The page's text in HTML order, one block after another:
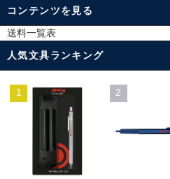
コンテンツを見る
送料一覧表
人気文具ランキング
1 2